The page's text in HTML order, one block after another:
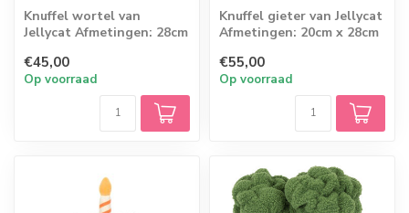
Knuffel wortel van
Jellycat Afmetingen: 28cm
€45,00
Op voorraad
Knuffel gieter van Jellycat
Afmetingen: 20cm x 28cm
€55,00
Op voorraad